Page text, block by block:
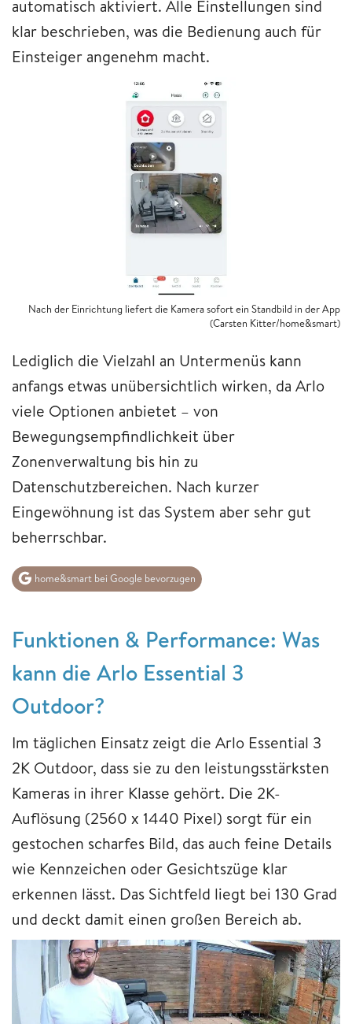
automatisch aktiviert. Alle Einstellungen sind
klar beschrieben, was die Bedienung auch für
Einsteiger angenehm macht.
Nach der Einrichtung liefert die Kamera sofort ein Standbild in der App
(Carsten Kitter/home&smart)
Lediglich die Vielzahl an Untermenüs kann
anfangs etwas unübersichtlich wirken, da Arlo
viele Optionen anbietet – von
Bewegungsempfindlichkeit über
Zonenverwaltung bis hin zu
Datenschutzbereichen. Nach kurzer
Eingewöhnung ist das System aber sehr gut
beherrschbar.
home&smart bei Google bevorzugen
Funktionen & Performance: Was
kann die Arlo Essential 3
Outdoor?
Im täglichen Einsatz zeigt die Arlo Essential 3
2K Outdoor, dass sie zu den leistungsstärksten
Kameras in ihrer Klasse gehört. Die 2K-
Auflösung (2560 x 1440 Pixel) sorgt für ein
gestochen scharfes Bild, das auch feine Details
wie Kennzeichen oder Gesichtszüge klar
erkennen lässt. Das Sichtfeld liegt bei 130 Grad
und deckt damit einen großen Bereich ab.